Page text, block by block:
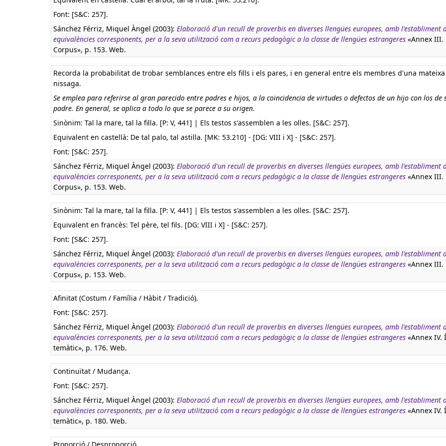
Font: [S&C: 257].
Sánchez Férriz, Miquel Àngel (2003): Elaboració d'un recull de proverbis en diverses llengües europees, amb l'establiment
equivalències corresponents, per a la seva utilització com a recurs pedagògic a la classe de llengües estrangeres «Annex III.
Corpus», p. 153. Web.
Recorda la probabilitat de trobar semblances entre els fills i els pares, i en general entre els membres d'una mateixa
nissaga.
Se emplea para referirse al gran parecido entre padres e hijos, a la coincidencia de virtudes o defectos de un hijo con los de
padre. En general, se aplica a todo lo que se parece a su origen.
Sinònim: Tal la mare, tal la filla. [P: V, 441] | Els testos s'assemblen a les olles. [S&C: 257].
Equivalent en castellà: De tal palo, tal astilla. [MK: 53.210] - [DG: VIII i X] - [S&C: 257].
Font: [S&C: 257].
Sánchez Férriz, Miquel Àngel (2003): Elaboració d'un recull de proverbis en diverses llengües europees, amb l'establiment
equivalències corresponents, per a la seva utilització com a recurs pedagògic a la classe de llengües estrangeres «Annex III.
Corpus», p. 153. Web.
Sinònim: Tal la mare, tal la filla. [P: V, 441] | Els testos s'assemblen a les olles. [S&C: 257].
Equivalent en francès: Tel père, tel fils. [DG: VIII i X] - [S&C: 257].
Font: [S&C: 257].
Sánchez Férriz, Miquel Àngel (2003): Elaboració d'un recull de proverbis en diverses llengües europees, amb l'establiment
equivalències corresponents, per a la seva utilització com a recurs pedagògic a la classe de llengües estrangeres «Annex III.
Corpus», p. 153. Web.
Afinitat (Costum / Família / Hàbit / Tradició).
Font: [S&C: 257].
Sánchez Férriz, Miquel Àngel (2003): Elaboració d'un recull de proverbis en diverses llengües europees, amb l'establiment
equivalències corresponents, per a la seva utilització com a recurs pedagògic a la classe de llengües estrangeres «Annex IV.
temàtic», p. 176. Web.
Continuïtat / Mudança.
Font: [S&C: 257].
Sánchez Férriz, Miquel Àngel (2003): Elaboració d'un recull de proverbis en diverses llengües europees, amb l'establiment
equivalències corresponents, per a la seva utilització com a recurs pedagògic a la classe de llengües estrangeres «Annex IV.
temàtic», p. 180. Web.